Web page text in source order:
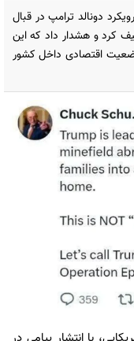
دونالد ترامپ در قبال
کرد و هشدار داد که این
اقتصادی داخل کشور